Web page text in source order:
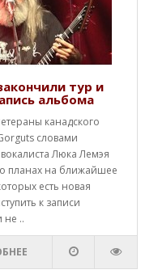
тур и
альбома
канадского
словами
Люка Лемэя
планах на ближайшее
есть новая
к записи
не ..